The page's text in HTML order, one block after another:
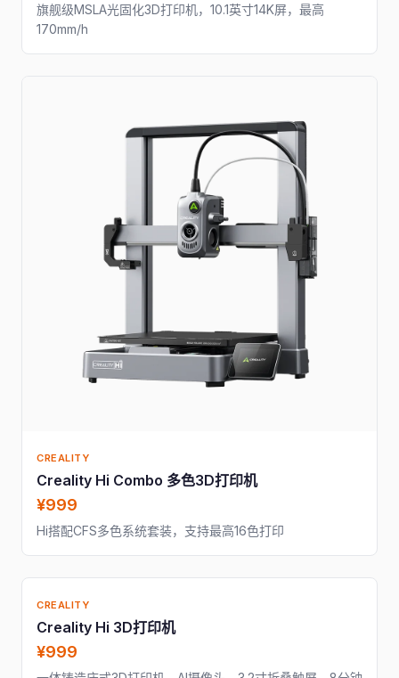
旗舰级MSLA光固化3D打印机，10.1英寸14K屏，最高
170mm/h
CREALITY
Creality Hi Combo 多色3D打印机
¥999
Hi搭配CFS多色系统套装，支持最高16色打印
CREALITY
Creality Hi 3D打印机
¥999